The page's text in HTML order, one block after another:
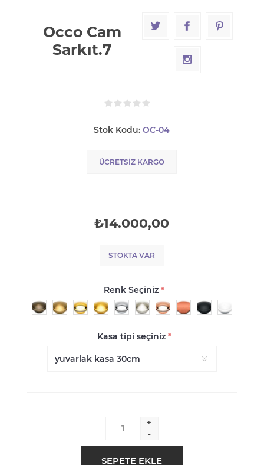
Occo Cam
Sarkıt.7
Stok Kodu: OC-04
ÜCRETSIZ KARGO
₺14.000,00
STOKTA VAR
Renk Seçiniz*
Kasa tipi seçiniz *
+
-